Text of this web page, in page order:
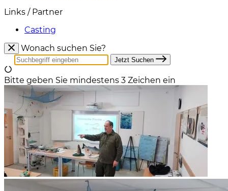
Links / Partner
Casting
Wonach suchen Sie?
Jetzt Suchen
Bitte geben Sie mindestens 3 Zeichen ein